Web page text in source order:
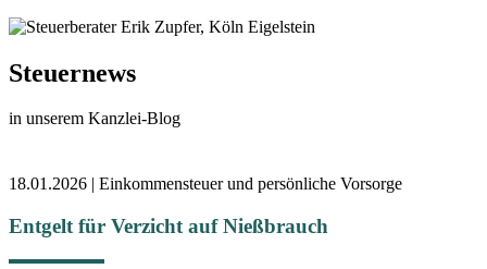
Steuernews
in unserem Kanzlei-Blog
18.01.2026 | Einkommensteuer und persönliche Vorsorge
Entgelt für Verzicht auf Nießbrauch